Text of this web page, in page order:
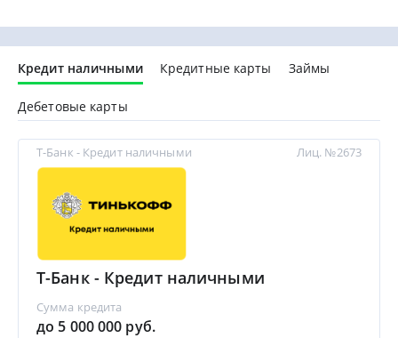
Кредит наличными Кредитные карты Займы
Дебетовые карты
Т-Банк - Кредит наличными
Т-Банк - Кредит наличными
Сумма кредита
до 5 000 000 руб.
Лиц. №2673